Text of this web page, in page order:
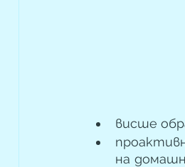
висше
на